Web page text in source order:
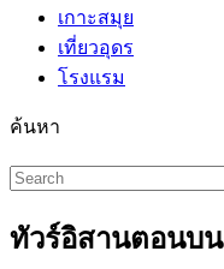
เกาะสมุย
เที่ยวอุดร
โรงแรม
ค้นหา
ทัวร์อิสานตอนบน